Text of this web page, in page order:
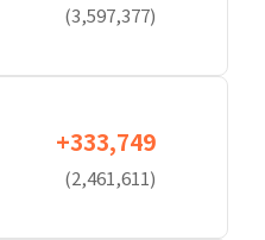
(3,597,377)
+333,749
(2,461,611)